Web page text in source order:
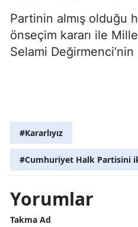
Partinin almış olduğu
önseçim kararı ile
Selami
#Kararlıyız
#Cumhuriyet Halk Partisini
Yorumlar
Takma Ad